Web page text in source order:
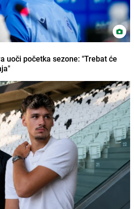
uoči početka sezone: "Trebat će